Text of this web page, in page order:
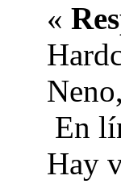
«
En
Hay